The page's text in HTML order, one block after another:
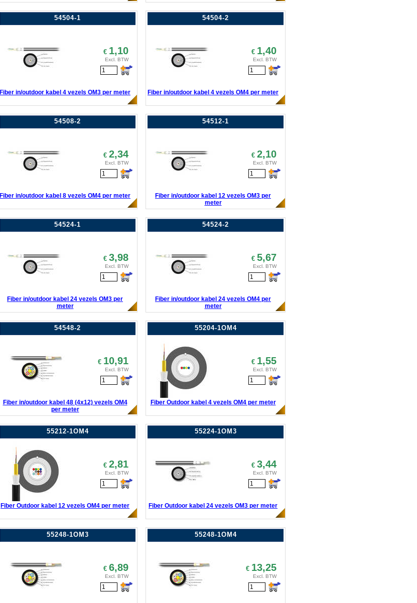
54504-1
€ 1,10
Excl. BTW
Fiber in/outdoor kabel 4 vezels OM3 per meter
54504-2
€ 1,40
Excl. BTW
Fiber in/outdoor kabel 4 vezels OM4 per meter
54508-2
€ 2,34
Excl. BTW
Fiber in/outdoor kabel 8 vezels OM4 per meter
54512-1
€ 2,10
Excl. BTW
Fiber in/outdoor kabel 12 vezels OM3 per
meter
54524-1
€ 3,98
Excl. BTW
Fiber in/outdoor kabel 24 vezels OM3 per
meter
54524-2
€ 5,67
Excl. BTW
Fiber in/outdoor kabel 24 vezels OM4 per
meter
54548-2
€ 10,91
Excl. BTW
Fiber in/outdoor kabel 48 (4x12) vezels OM4
per meter
55204-1OM4
€ 1,55
Excl. BTW
Fiber Outdoor kabel 4 vezels OM4 per meter
55212-1OM4
€ 2,81
Excl. BTW
Fiber Outdoor kabel 12 vezels OM4 per meter
55224-1OM3
€ 3,44
Excl. BTW
Fiber Outdoor kabel 24 vezels OM3 per meter
55248-1OM3
€ 6,89
Excl. BTW
55248-1OM4
€ 13,25
Excl. BTW